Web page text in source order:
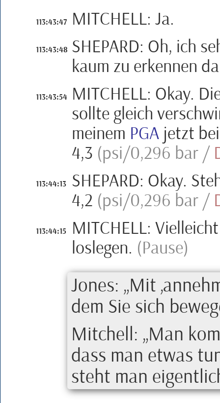
113:43:47 MITCHELL: Ja.
113:43:48 SHEPARD: Oh, ich
kaum zu erkennen
113:43:54 MITCHELL: Okay.
sollte gleich
meinem PGA jetzt
4,3 (psi/0,296 bar /
113:44:13 SHEPARD: Okay.
4,2 (psi/0,296 bar /
113:44:15 MITCHELL:
loslegen. (Pause)
Jones: Mit
dem Sie sich
Mitchell: Man
dass man etwas
steht man